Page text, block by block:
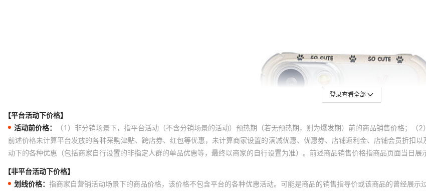
登录查看全部
【平台活动下价格】
活动前价格：
（1）非分销场景下，指平台活动（不含分销场景的活动）预热期（若无预热期，则为爆发期）前的商品销售价格；
前述价格未计算平台发放的各种采购津贴、跨店券、红包等优惠，未计算商家设置的满减优惠、优惠券、店铺返利金、店铺会员折扣
动下的各种优惠（包括商家自行设置的非指定人群的单品优惠等，最终以商家的自行设置为准）。前述商品销售价格指商品页面当日
【非平台活动下价格】
划线价格： 指商家自营销活动场景下的商品价格，该价格不包含平台的各种优惠活动。可能是商品的销售指导价或该商品的曾经展示